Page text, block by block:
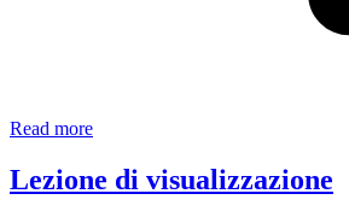
Read moreHow
change
Lezione di visualizzazione